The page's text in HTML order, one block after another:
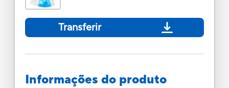
Transferir
Informações do produto